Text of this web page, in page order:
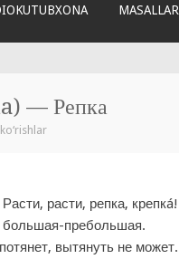
MASALLAR
— Репка
расти, репка, крепкá!
большая-пребольшая.
вытянуть не может.